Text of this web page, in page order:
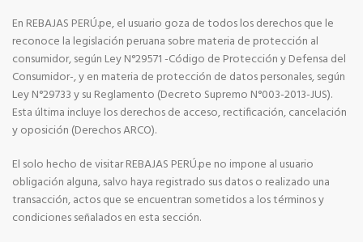
En REBAJAS PERÚ.pe, el usuario goza de todos los derechos que le
reconoce la legislación peruana sobre materia de protección al
consumidor, según Ley N°29571 -Código de Protección y Defensa del
Consumidor-, y en materia de protección de datos personales, según
Ley N°29733 y su Reglamento (Decreto Supremo N°003-2013-JUS).
Esta última incluye los derechos de acceso, rectificación, cancelación
y oposición (Derechos ARCO).
El solo hecho de visitar REBAJAS PERÚ.pe no impone al usuario
obligación alguna, salvo haya registrado sus datos o realizado una
transacción, actos que se encuentran sometidos a los términos y
condiciones señalados en esta sección.